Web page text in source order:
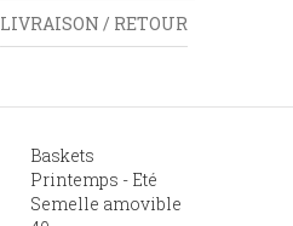
LIVRAISON / RETOUR
Baskets
Printemps - Eté
Semelle amovible